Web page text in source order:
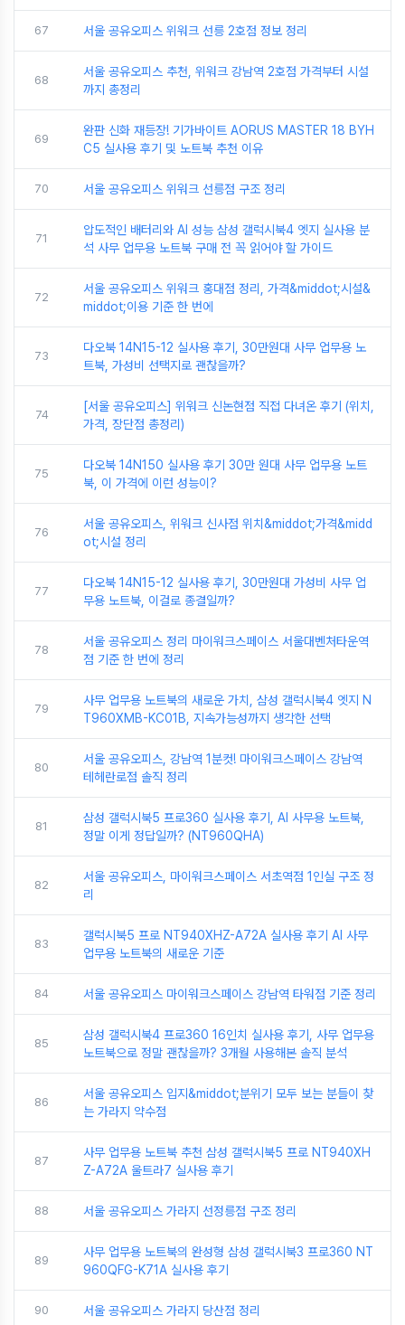
67 서울 공유오피스 위워크 선릉 2호점 정보 정리
68
서울 공유오피스 추천, 위워크 강남역 2호점 가격부터 시설
까지 총정리
69
완판 신화 재등장! 기가바이트 AORUS MASTER 18 BYH
C5 실사용 후기 및 노트북 추천 이유
70 서울 공유오피스 위워크 선릉점 구조 정리
71
압도적인 배터리와 AI 성능 삼성 갤럭시북4 엣지 실사용 분
석 사무 업무용 노트북 구매 전 꼭 읽어야 할 가이드
72
서울 공유오피스 위워크 홍대점 정리, 가격&middot;시설&
middot;이용 기준 한 번에
73
다오북 14N15-12 실사용 후기, 30만원대 사무 업무용 노
트북, 가성비 선택지로 괜찮을까?
74
[서울 공유오피스] 위워크 신논현점 직접 다녀온 후기 (위치,
가격, 장단점 총정리)
75
다오북 14N150 실사용 후기 30만 원대 사무 업무용 노트
북, 이 가격에 이런 성능이?
76
서울 공유오피스, 위워크 신사점 위치&middot;가격&midd
ot;시설 정리
77
다오북 14N15-12 실사용 후기, 30만원대 가성비 사무 업
무용 노트북, 이걸로 종결일까?
78
서울 공유오피스 정리 마이워크스페이스 서울대벤처타운역
점 기준 한 번에 정리
79
사무 업무용 노트북의 새로운 가치, 삼성 갤럭시북4 엣지 N
T960XMB-KC01B, 지속가능성까지 생각한 선택
80
서울 공유오피스, 강남역 1분컷! 마이워크스페이스 강남역
테헤란로점 솔직 정리
81
삼성 갤럭시북5 프로360 실사용 후기, AI 사무용 노트북,
정말 이게 정답일까? (NT960QHA)
82
서울 공유오피스, 마이워크스페이스 서초역점 1인실 구조 정
리
83
갤럭시북5 프로 NT940XHZ-A72A 실사용 후기 AI 사무
업무용 노트북의 새로운 기준
84 서울 공유오피스 마이워크스페이스 강남역 타워점 기준 정리
85
삼성 갤럭시북4 프로360 16인치 실사용 후기, 사무 업무용
노트북으로 정말 괜찮을까? 3개월 사용해본 솔직 분석
86
서울 공유오피스 입지&middot;분위기 모두 보는 분들이 찾
는 가라지 약수점
87
사무 업무용 노트북 추천 삼성 갤럭시북5 프로 NT940XH
Z-A72A 울트라7 실사용 후기
88 서울 공유오피스 가라지 선정릉점 구조 정리
89
사무 업무용 노트북의 완성형 삼성 갤럭시북3 프로360 NT
960QFG-K71A 실사용 후기
90 서울 공유오피스 가라지 당산점 정리